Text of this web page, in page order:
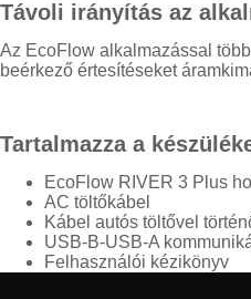
Távoli irányítás az
Az EcoFlow alkalmazással
beérkező értesítéseket
Tartalmazza a
EcoFlow RIVER 3 Plus
AC töltőkábel
Kábel autós töltővel
USB-B-USB-A
Felhasználói kézikönyv